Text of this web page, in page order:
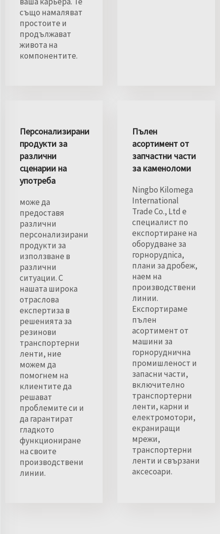
също намаляват
простоите и
продължават
живота на
компонентите.
Персонализирани
продукти за
различни
сценарии на
употреба
може да
предоставя
различни
персонализирани
продукти за
използване в
различни
ситуации. С
нашата широка
отраслова
експертиза в
решенията за
резинови
транспортерни
ленти, ние
можем да
помогнем на
клиентите да
решават
проблемите си и
да гарантират
гладкото
функциониране
на своите
производствени
линии.
Пълен
асортимент от
запчастни части
за каменоломи
Ningbo Kilomega
International
Trade Co., Ltd е
специалист по
експортиране на
оборудване за
горнорудnicа,
плани за дробеж,
наем на
производствени
линии.
Експортираме
пълен
асортимент от
машини за
горноруднична
промишленост и
запасни части,
включително
транспортерни
ленти, карни и
електромотори,
екраниращи
мрежи,
транспортерни
ленти и свързани
аксесоари.